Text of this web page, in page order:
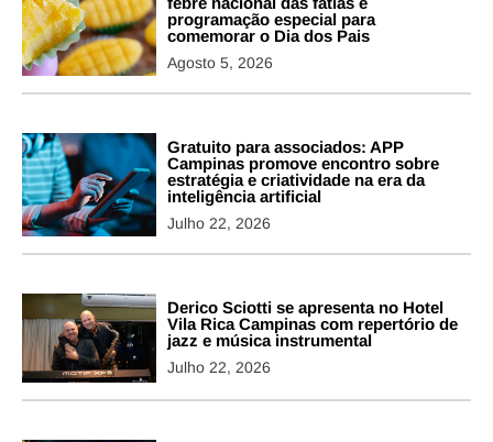
programação especial para
comemorar o Dia dos Pais
Agosto 5, 2026
Gratuito para associados: APP
Campinas promove encontro sobre
estratégia e criatividade na era da
inteligência artificial
Julho 22, 2026
Derico Sciotti se apresenta no Hotel
Vila Rica Campinas com repertório de
jazz e música instrumental
Julho 22, 2026